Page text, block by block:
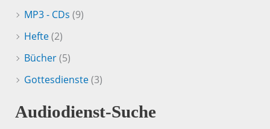
MP3 - CDs (9)
Hefte(2)
Bücher(5)
Gottesdienste(3)
Audiodienst-Suche